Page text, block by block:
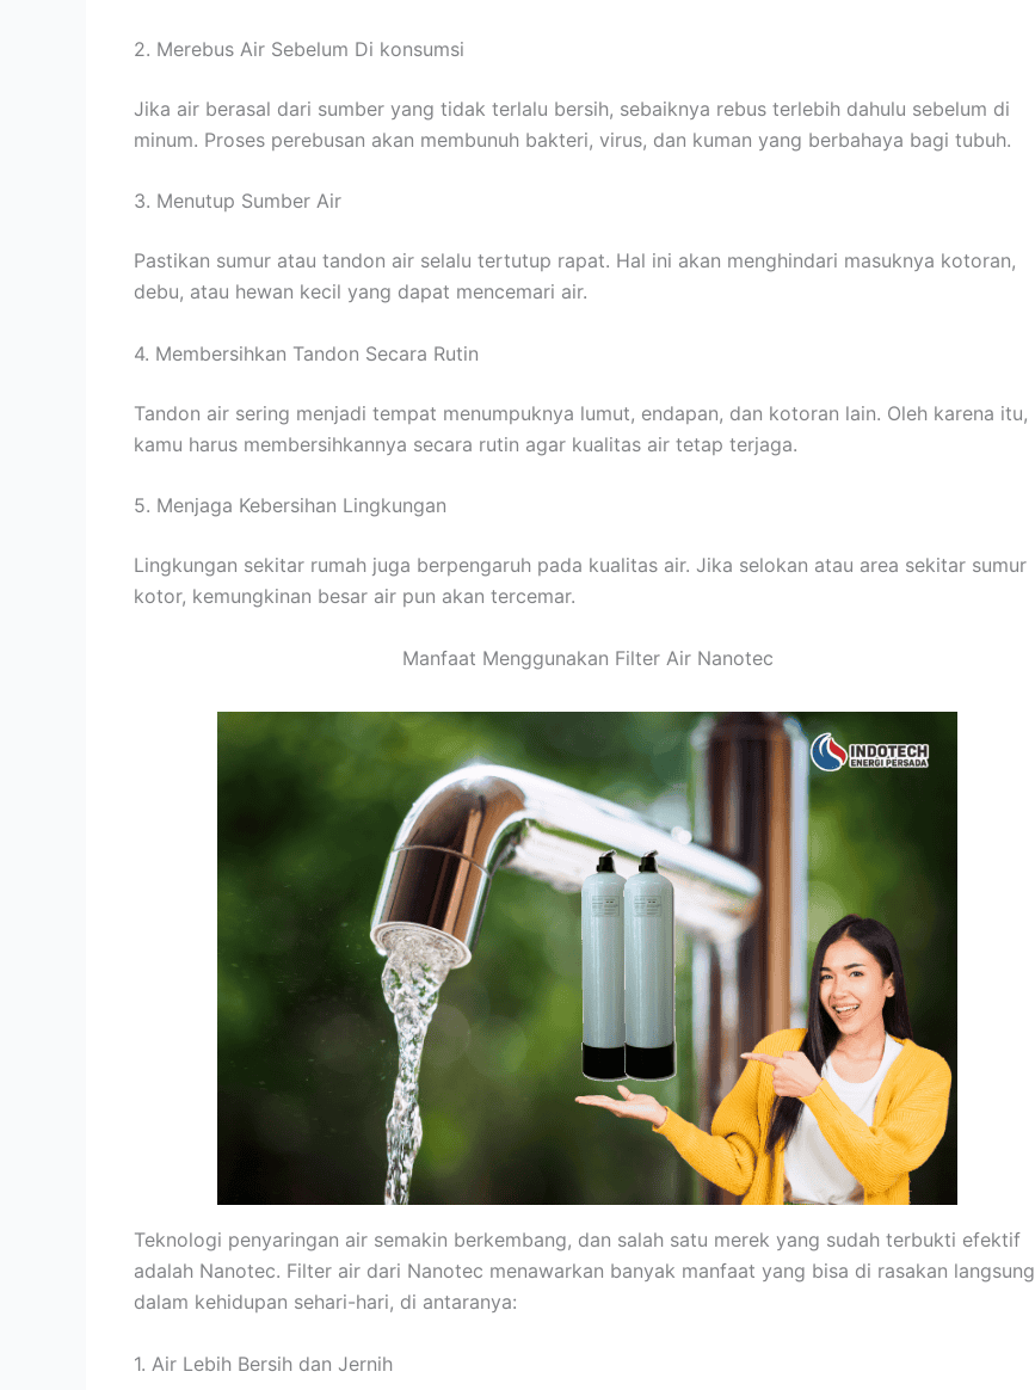
2. Merebus Air Sebelum Di konsumsi
Jika air berasal dari sumber yang tidak terlalu bersih, sebaiknya rebus terlebih dahulu sebelum di
minum. Proses perebusan akan membunuh bakteri, virus, dan kuman yang berbahaya bagi tubuh.
3. Menutup Sumber Air
Pastikan sumur atau tandon air selalu tertutup rapat. Hal ini akan menghindari masuknya kotoran,
debu, atau hewan kecil yang dapat mencemari air.
4. Membersihkan Tandon Secara Rutin
Tandon air sering menjadi tempat menumpuknya lumut, endapan, dan kotoran lain. Oleh karena itu,
kamu harus membersihkannya secara rutin agar kualitas air tetap terjaga.
5. Menjaga Kebersihan Lingkungan
Lingkungan sekitar rumah juga berpengaruh pada kualitas air. Jika selokan atau area sekitar sumur
kotor, kemungkinan besar air pun akan tercemar.
Manfaat Menggunakan Filter Air Nanotec
Teknologi penyaringan air semakin berkembang, dan salah satu merek yang sudah terbukti efektif
adalah Nanotec. Filter air dari Nanotec menawarkan banyak manfaat yang bisa di rasakan langsung
dalam kehidupan sehari-hari, di antaranya:
1. Air Lebih Bersih dan Jernih